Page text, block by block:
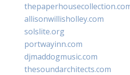
allisonwillisholley.com
solslite.org
portwayinn.com
djmaddogmusic.com
thesoundarchitects.com